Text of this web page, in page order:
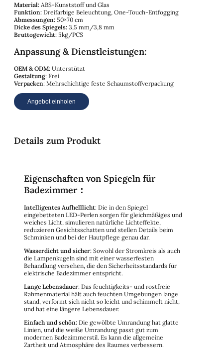
Material: ABS-Kunststoff und Glas
Funktion: Dreifarbige Beleuchtung, One-Touch-Entfogging
Abmessungen: 50×70 cm
Dicke des Spiegels: 3,5 mm/3,8 mm
Bruttogewicht: 5kg/PCS
Anpassung & Dienstleistungen:
OEM & ODM: Unterstützt
Gestaltung: Frei
Verpacken: Mehrschichtige feste Schaumstoffverpackung
Angebot einholen
Details zum Produkt
Eigenschaften von Spiegeln für
Badezimmer：
Intelligentes Aufhelllicht: Die in den Spiegel
eingebetteten LED-Perlen sorgen für gleichmäßiges und
weiches Licht, simulieren natürliche Lichteffekte,
reduzieren Gesichtsschatten und stellen Details beim
Schminken und bei der Hautpflege genau dar.
Wasserdicht und sicher: Sowohl der Stromkreis als auch
die Lampenkugeln sind mit einer wasserfesten
Behandlung versehen, die den Sicherheitsstandards für
elektrische Badezimmer entspricht.
Lange Lebensdauer: Das feuchtigkeits- und rostfreie
Rahmenmaterial hält auch feuchten Umgebungen lange
stand, verformt sich nicht so leicht und schimmelt nicht,
und hat eine längere Lebensdauer.
Einfach und schön: Die gewölbte Umrandung hat glatte
Linien, und die weiße Umrandung passt gut zum
modernen Badezimmerstil. Es kann die allgemeine
Zartheit und Atmosphäre des Raumes verbessern.